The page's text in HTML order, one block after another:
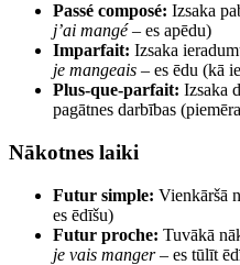
Passé composé: Izsaka
j’ai mangé– es apēdu)
Imparfait: Izsaka
je mangeais – es ēdu (kā
Plus-que-parfait: Izsaka
pagātnes darbības
Nākotnes laiki
Futur simple: Vienkāršā
es ēdīšu)
Futur proche: Tuvākā
je vais manger– es tūlīt